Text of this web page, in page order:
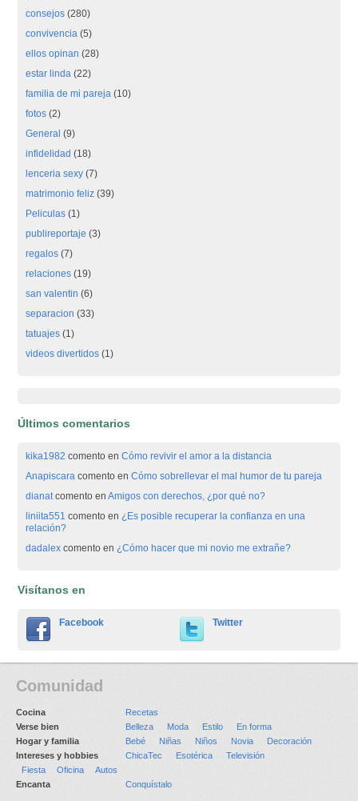
consejos (280)
convivencia (5)
ellos opinan (28)
estar linda (22)
familia de mi pareja (10)
fotos (2)
General (9)
infidelidad (18)
lenceria sexy (7)
matrimonio feliz (39)
Peliculas (1)
publireportaje (3)
regalos (7)
relaciones (19)
san valentin (6)
separacion (33)
tatuajes (1)
videos divertidos (1)
Últimos comentarios
kika1982 comento enCómo revivir el amor a la distancia
Anapiscara comento enCómo sobrellevar el mal humor de tu pareja
dianatcomento enAmigos con derechos, ¿por qué no?
liniita551 comento en¿Es posible recuperar la confianza en una
relación?
dadalex comento en¿Cómo hacer que mi novio me extrañe?
Visítanos en
Facebook Twitter
Comunidad
Cocina
Recetas
Verse bien
Belleza Moda Estilo
En forma
Hogar y familia
Bebé Niñas Niños Novia
Decoración
Intereses y hobbies
ChicaTec Esotérica
Televisión
Fiesta
Oficina
Autos
Encanta
Conquístalo